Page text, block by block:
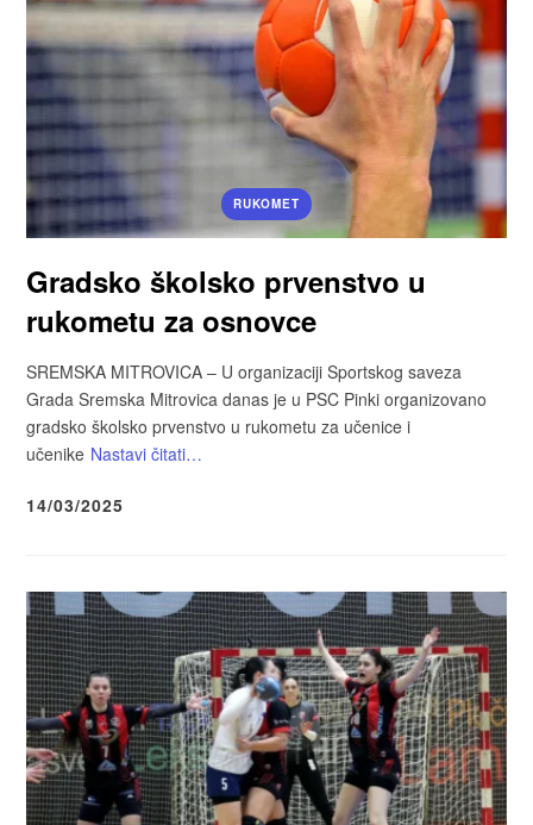
RUKOMET
Gradsko školsko prvenstvo u
rukometu za osnovce
SREMSKA MITROVICA – U organizaciji Sportskog saveza
Grada Sremska Mitrovica danas je u PSC Pinki organizovano
gradsko školsko prvenstvo u rukometu za učenice i
učenike Nastavi čitati…
14/03/2025